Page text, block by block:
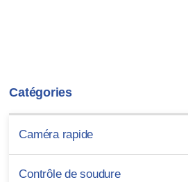
Catégories
Caméra rapide
Contrôle de soudure